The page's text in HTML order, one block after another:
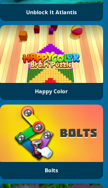
Unblock It Atlantis
Happy Color
Bolts